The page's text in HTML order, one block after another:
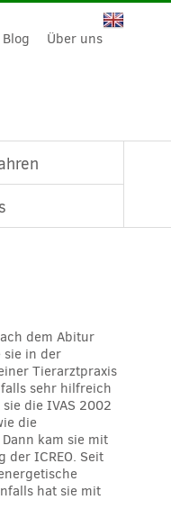
Blog Über uns
dem Abitur
sie in der
Tierarztpraxis
sehr hilfreich
die IVAS 2002
die
kam sie mit
ICREO. Seit
hat sie mit